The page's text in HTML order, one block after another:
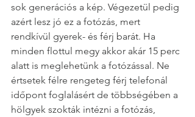
sok generációs a kép. Végezetül pedig
azért lesz jó ez a fotózás, mert
rendkívül gyerek- és férj barát. Ha
minden flottul megy akkor akár 15 perc
alatt is meglehetünk a fotózással. Ne
értsetek félre rengeteg férj telefonál
időpont foglalásért de többségében a
hölgyek szokták intézni a fotózás,